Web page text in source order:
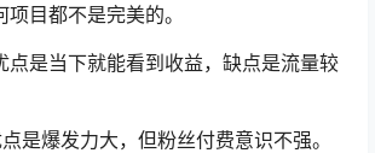
目都不是完美的。
点是当下就能看到收益，缺点是流量较
是爆发力大，但粉丝付费意识不强。